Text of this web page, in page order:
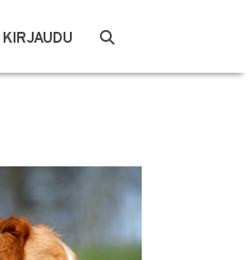
KIRJAUDU